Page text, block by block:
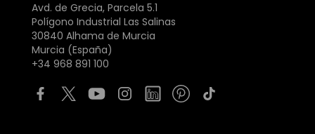
Avd. de Grecia, Parcela 5.1
Polígono Industrial Las Salinas
30840 Alhama de Murcia
Murcia (España)
+34 968 891 100